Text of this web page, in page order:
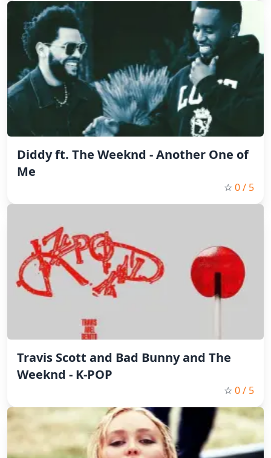
Diddy ft. The Weeknd - Another One of
Me
☆ 0/ 5
Travis Scott and Bad Bunny and The
Weeknd - K-POP
☆ 0/ 5